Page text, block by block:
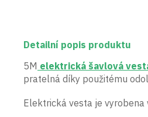
Detailní popis produktu
5M elektrická šavlová
pratelná díky použitému
Elektrická vesta je vyrobena